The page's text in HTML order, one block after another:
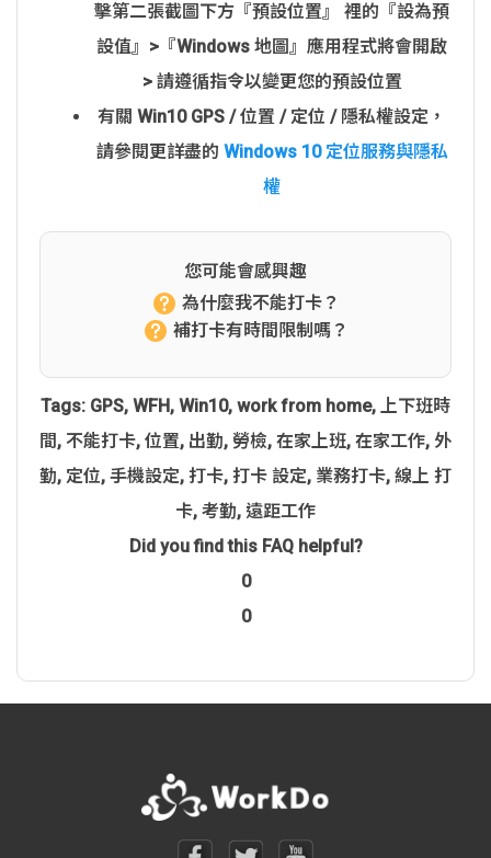
擊第二張截圖下方『預設位置』 裡的『設為預
設值』>『Windows 地圖』應用程式將會開啟
> 請遵循指令以變更您的預設位置
有關 Win10 GPS / 位置 / 定位 / 隱私權設定，
請參閱更詳盡的 Windows 10 定位服務與隱私
權
您可能會感興趣
為什麼我不能打卡？
補打卡有時間限制嗎？
Tags: GPS, WFH, Win10, work from home, 上下班時
間 , 不能打卡, 位置, 出勤, 勞檢, 在家上班, 在家工作, 外
勤, 定位, 手機設定, 打卡, 打卡 設定, 業務打卡, 線上 打
卡, 考勤, 遠距工作
Did you find this FAQ helpful?
0
0